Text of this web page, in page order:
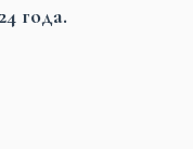
года.